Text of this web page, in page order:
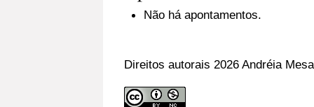
Não há apontamentos.
Direitos autorais 2026 Andréia